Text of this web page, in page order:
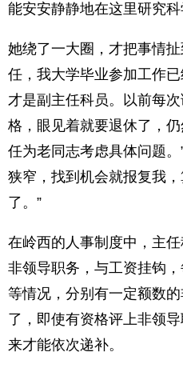
能安安静静地在这里研究科
她绕了一大圈，才把事情
任，我大学毕业参加工作
才是副主任科员。以前每
格，眼见着就要退休了，
任为老同志考虑具体问题
狭窄，找到机会就报复我
了。”
在岭西的人事制度中，主
非领导职务，与工资挂钩
等情况，分别有一定额数
了，即使有资格评上非领
来才能依次递补。